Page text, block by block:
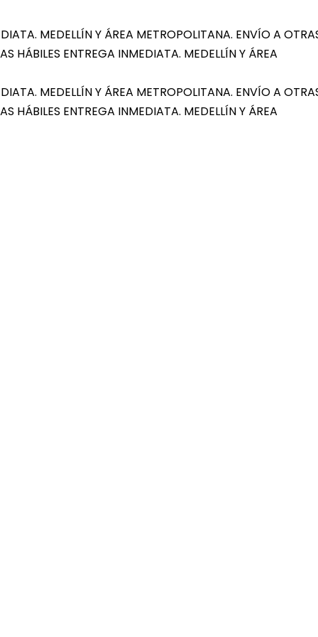
MEDELLÍN Y ÁREA METROPOLITANA. ENVÍO A
HÁBILES ENTREGA INMEDIATA. MEDELLÍN Y ÁREA
MEDELLÍN Y ÁREA METROPOLITANA. ENVÍO A
HÁBILES ENTREGA INMEDIATA. MEDELLÍN Y ÁREA